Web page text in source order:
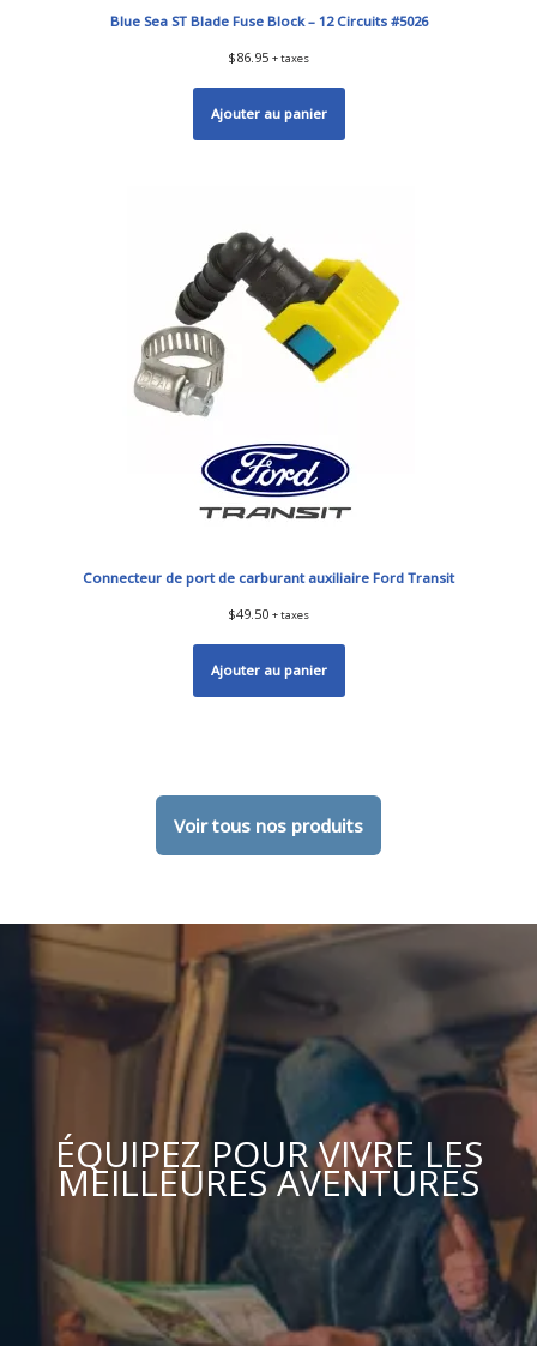
Blue Sea ST Blade Fuse Block – 12 Circuits #5026
$86.95 + taxes
Ajouter au panier
Connecteur de port de carburant auxiliaire Ford Transit
$49.50 + taxes
Ajouter au panier
Voir tous nos produits
ÉQUIPEZ POUR VIVRE LES
MEILLEURES AVENTURES